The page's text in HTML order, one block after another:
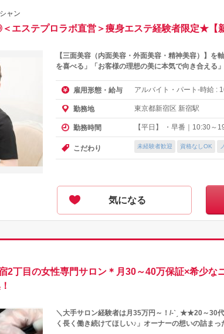
ャン
エステプロラボ直営＞痩身エステ経験者限定★【
【三面美容（内面美容・外面美容・精神美容）】
を喜べる」「お客様の理想の美に本気で向き合える
雇用形態・給与 アルバイト・パート-時給 :
勤務地 東京都新宿区 新宿駅
勤務時間 【平日】 ・早番｜10:30
こだわり 未経験者歓迎 資格なしOK
気になる
2丁目の女性専門サロン＊月30～40万保証×希少
＼大手サロン経験者は月35万円～！/-ˋˏ ★★20～30
く長く働き続けてほしい♪」オーナーの想いの詰まっ